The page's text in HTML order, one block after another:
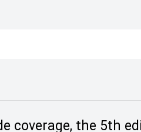
coverage, the 5th